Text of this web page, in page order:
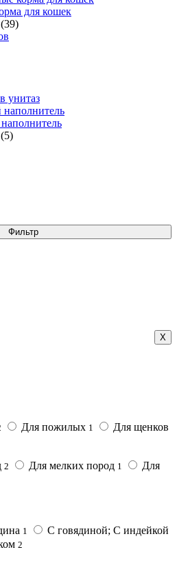
для кошек
унитаз
Фильтр
Х
Для пожилых 1 Для щенков
2 Для мелких пород 1
Для
1 С говядиной; С индейкой
2